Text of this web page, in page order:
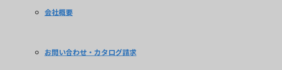
会社概要
お問い合わせ・カタログ請求